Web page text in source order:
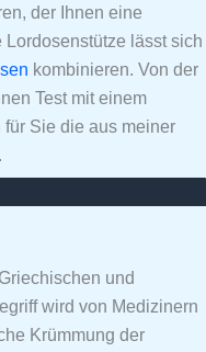
der Ihnen eine
lässt sich
kombinieren. Von der
Test mit einem
Sie die aus meiner
und
wird von Medizinern
Krümmung der